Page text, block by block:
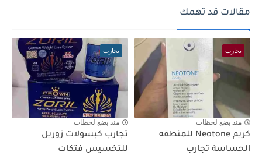
مقالات قد تهمك
تجارب
منذ بضع لحظات
كريم Neotone للمنطقه
الحساسة تجارب
تجارب
منذ بضع لحظات
تجارب كبسولات زوريل
للتخسيس فتكات